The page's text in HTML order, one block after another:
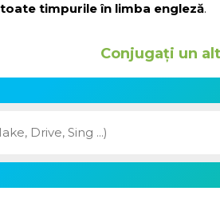
timpurile în limba engleză.
Conjugați un